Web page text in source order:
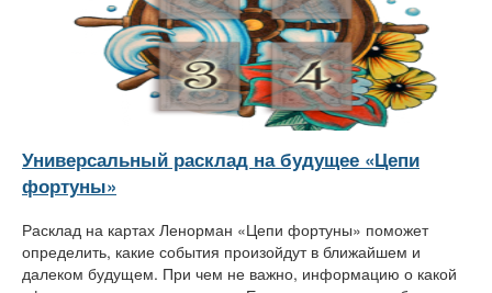
Универсальный расклад на будущее «Цепи
фортуны»
Расклад на картах Ленорман «Цепи фортуны» поможет
определить, какие события произойдут в ближайшем и
далеком будущем. При чем не важно, информацию о какой